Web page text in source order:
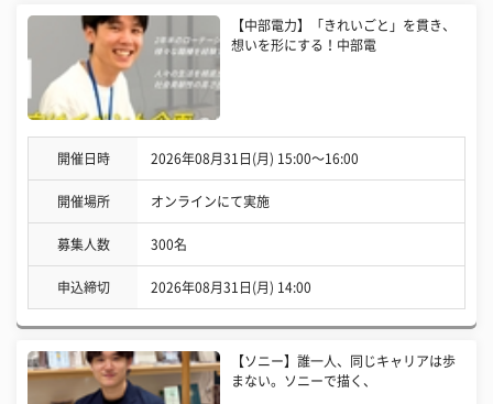
【中部電力】「きれいごと」を貫き、
想いを形にする！中部電
開催日時 2026年08月31日(月) 15:00〜16:00
開催場所 オンラインにて実施
募集人数 300名
申込締切 2026年08月31日(月) 14:00
【ソニー】誰一人、同じキャリアは歩
まない。ソニーで描く、